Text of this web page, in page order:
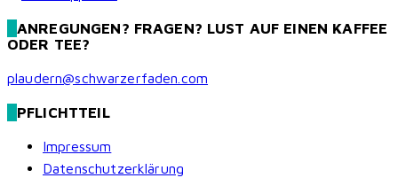
ANREGUNGEN? FRAGEN? LUST AUF EINEN KAFFEE
ODER TEE?
plaudern@schwarzerfaden.com
PFLICHTTEIL
Impressum
Datenschutzerklärung